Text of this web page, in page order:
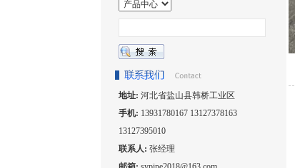
地址: 河北省盐山县韩桥工业区
手机: 13931780167 13127378163
13127395010
联系人: 张经理